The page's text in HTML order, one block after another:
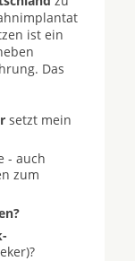
ist ein
Das
setzt mein
- auch
zum